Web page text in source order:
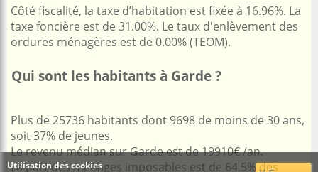
Côté fiscalité, la taxe d’habitation est fixée à 16.96%. La
taxe foncière est de 31.00%. Le taux d'enlèvement des
ordures ménagères est de 0.00% (TEOM).
Qui sont les habitants à Garde ?
Plus de 25736 habitants dont 9698 de moins de 30 ans,
soit 37% de jeunes.
Le revenu médian sur Garde est de 19910€ /an.
La part des ménages imposables est de 64.5% des
Utilisation des cookies